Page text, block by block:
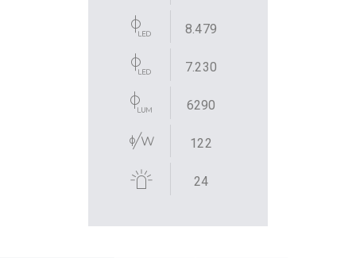
8.479
7.230
6290
122
24